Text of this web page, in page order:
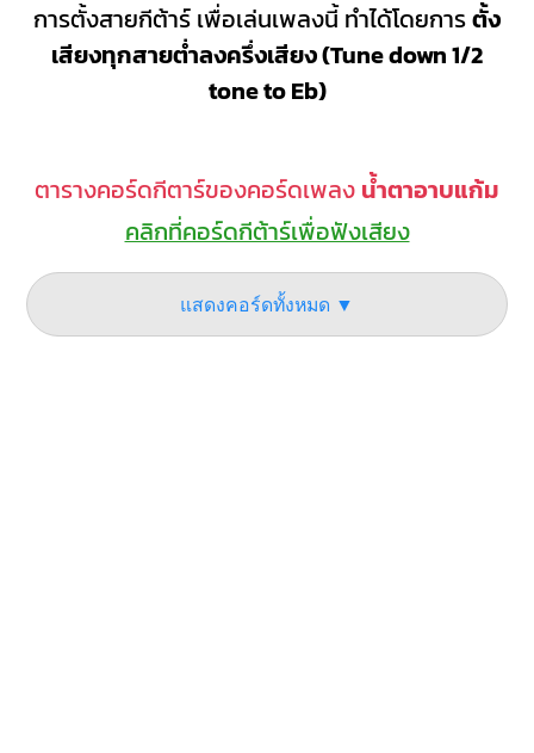
การตั้งสายกีต้าร์ เพื่อเล่นเพลงนี้ ทำได้โดยการตั้ง
เสียงทุกสายต่ำลงครึ่งเสียง (Tune down 1/2
tone to Eb)
ตารางคอร์ดกีตาร์ของคอร์ดเพลง น้ำตาอาบแก้ม
คลิกที่คอร์ดกีต้าร์เพื่อฟังเสียง
แสดงคอร์ดทั้งหมด ▼